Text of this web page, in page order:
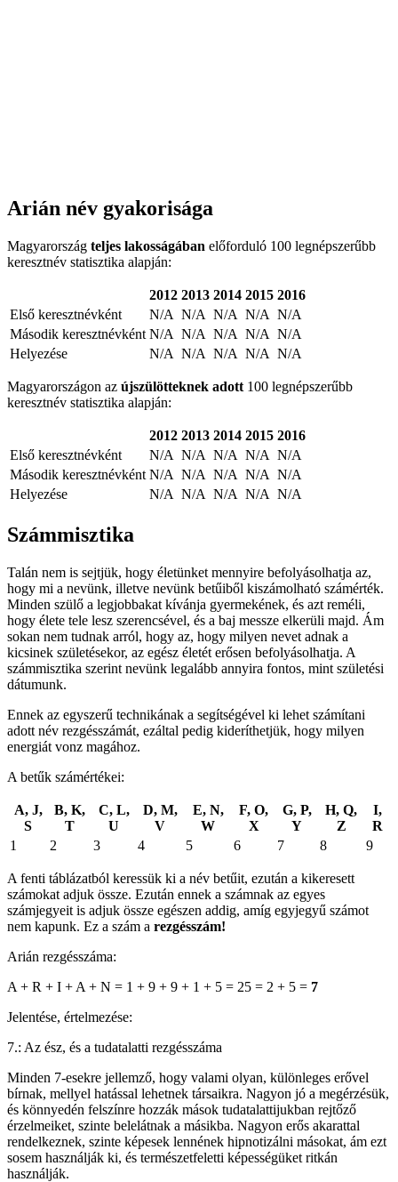
Arián név gyakorisága
Magyarország teljes lakosságában előforduló 100 legnépszerűbb
keresztnév statisztika alapján:
2012 2013 2014 2015 2016
Első keresztnévként
N/A N/A N/A N/A N/A
Második keresztnévként N/A N/A N/A N/A N/A
Helyezése
N/A N/A N/A N/A N/A
Magyarországon az újszülötteknek adott 100 legnépszerűbb
keresztnév statisztika alapján:
2012 2013 2014 2015 2016
Első keresztnévként
N/A N/A N/A N/A N/A
Második keresztnévként N/A N/A N/A N/A N/A
Helyezése
N/A N/A N/A N/A N/A
Számmisztika
Talán nem is sejtjük, hogy életünket mennyire befolyásolhatja az,
hogy mi a nevünk, illetve nevünk betűiből kiszámolható számérték.
Minden szülő a legjobbakat kívánja gyermekének, és azt reméli,
hogy élete tele lesz szerencsével, és a baj messze elkerüli majd. Ám
sokan nem tudnak arról, hogy az, hogy milyen nevet adnak a
kicsinek születésekor, az egész életét erősen befolyásolhatja. A
számmisztika szerint nevünk legalább annyira fontos, mint születési
dátumunk.
Ennek az egyszerű technikának a segítségével ki lehet számítani
adott név rezgésszámát, ezáltal pedig kideríthetjük, hogy milyen
energiát vonz magához.
A betűk számértékei:
A, J,
S
B, K,
T
C, L,
U
D, M,
V
E, N,
W
F, O,
X
G, P,
Y
H, Q,
Z
I,
R
1
2 3 4 5 6 7 8 9
A fenti táblázatból keressük ki a név betűit, ezután a kikeresett
számokat adjuk össze. Ezután ennek a számnak az egyes
számjegyeit is adjuk össze egészen addig, amíg egyjegyű számot
nem kapunk. Ez a szám a rezgésszám!
Arián rezgésszáma:
A + R + I + A + N = 1 + 9 + 9 + 1 + 5 = 25 = 2 + 5 = 7
Jelentése, értelmezése:
7.: Az ész, és a tudatalatti rezgésszáma
Minden 7-esekre jellemző, hogy valami olyan, különleges erővel
bírnak, mellyel hatással lehetnek társaikra. Nagyon jó a megérzésük,
és könnyedén felszínre hozzák mások tudatalattijukban rejtőző
érzelmeiket, szinte belelátnak a másikba. Nagyon erős akarattal
rendelkeznek, szinte képesek lennének hipnotizálni másokat, ám ezt
sosem használják ki, és természetfeletti képességüket ritkán
használják.